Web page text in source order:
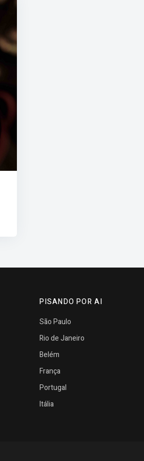
PISANDO POR AI
São Paulo
Rio de Janeiro
Belém
França
Portugal
Itália